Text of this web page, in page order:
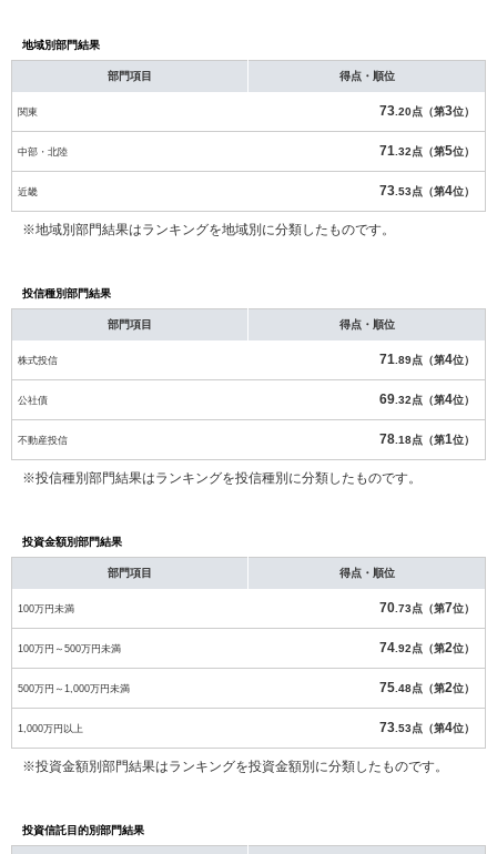
地域別部門結果
部門項目 得点・順位
関東 73 .20点（第3位）
中部・北陸 71 .32点（第5位）
近畿 73 .53点（第4位）
※地域別部門結果はランキングを地域別に分類したものです。
投信種別部門結果
部門項目 得点・順位
株式投信 71 .89点（第4位）
公社債 69 .32点（第4位）
不動産投信 78 .18点（第1位）
※投信種別部門結果はランキングを投信種別に分類したものです。
投資金額別部門結果
部門項目 得点・順位
100万円未満 70 .73点（第7位）
100万円～500万円未満 74 .92点（第2位）
500万円～1,000万円未満 75 .48点（第2位）
1,000万円以上 73 .53点（第4位）
※投資金額別部門結果はランキングを投資金額別に分類したものです。
投資信託目的別部門結果